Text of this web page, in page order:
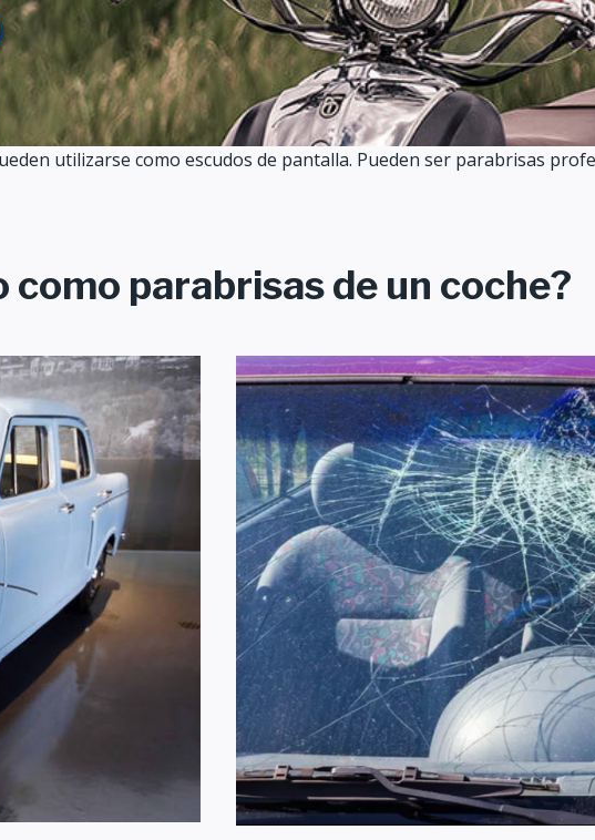
utilizarse como escudos de pantalla. Pueden ser parabrisas
parabrisas de un coche?